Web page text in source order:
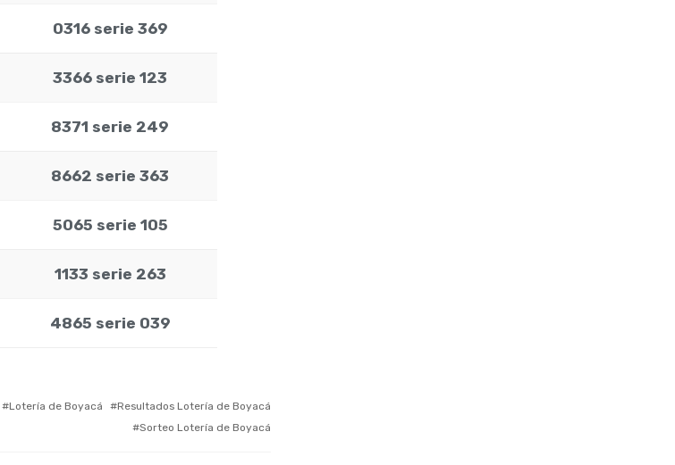
0316 serie 369
3366 serie 123
8371 serie 249
8662 serie 363
5065 serie 105
1133 serie 263
4865 serie 039
Tagged
Lotería de Boyacá
Resultados Lotería de Boyacá
Sorteo Lotería de Boyacá